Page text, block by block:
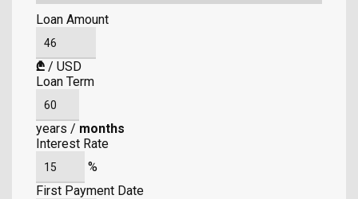
Loan Amount
₾ / USD
Loan Term
years / months
Interest Rate
%
First Payment Date